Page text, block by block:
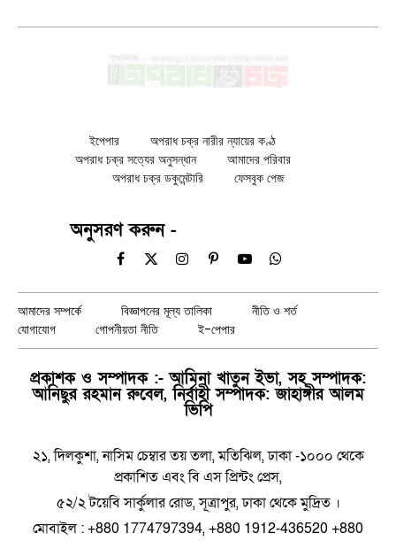
ইপেপার
অপরাধ চক্র নারীর ন্যায়ের কণ্ঠ
অপরাধ চক্র সত্যের অনুসন্ধান
আমাদের পরিবার
অপরাধ চক্র ডকুমেন্টারি
ফেসবুক পেজ
অনুসরণ করুন -
Facebook
X
InstagramPinterestYouTubeWhatsApp
আমাদের সম্পর্কে বিজ্ঞাপনের মূল্য তালিকা
নীতি ও শর্ত
যোগাযোগ
গোপনীয়তা নীতি ই-পেপার
প্রকাশক ও সম্পাদক :- আমিনা খাতুন ইভা, সহ সম্পাদক:
আনিছুর রহমান রুবেল, নির্বাহী সম্পাদক: জাহাঙ্গীর আলম
ভিপি
২১, দিলকুশা, নাসিম চেম্বার তয় তলা, মতিঝিল, ঢাকা -১০০০ থেকে
প্রকাশিত এবং বি এস প্রিন্টং প্রেস,
৫২/২ টয়েবি সার্কুলার রোড, সূত্রাপুর, ঢাকা থেকে মুদ্রিত ।
মোবাইল : +880 1774797394, +880 1912-436520 +880